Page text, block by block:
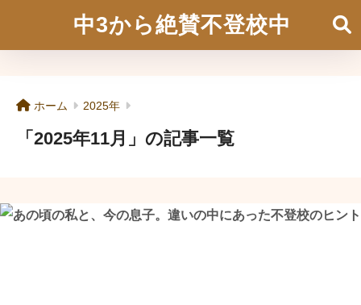
中3から絶賛不登校中
ホーム 2025年
「2025年11月」の記事一覧